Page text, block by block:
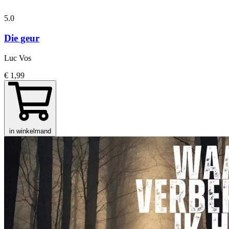
5.0
Die geur
Luc Vos
€ 1,99
in winkelmand